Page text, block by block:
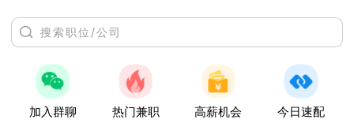
加入群聊 热门兼职 高薪机会 今日速配